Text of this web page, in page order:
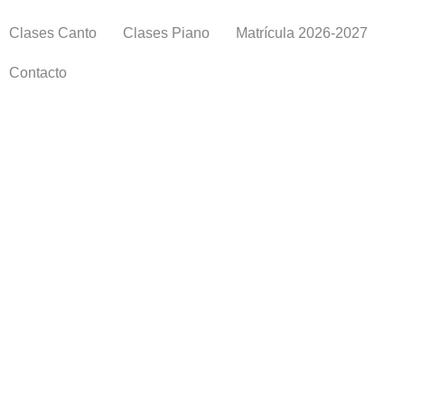
Clases Canto Clases Piano Matrícula 2026-2027
Contacto